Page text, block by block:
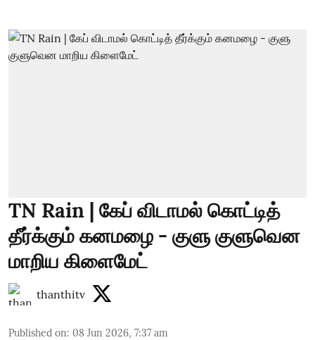
TN Rain | கேப் விடாமல் கொட்டித்
தீர்க்கும் கனமழை - குளு குளுவென
மாறிய கிளைமேட்
thanthitv
Published on: 08 Jun 2026, 7:37 am